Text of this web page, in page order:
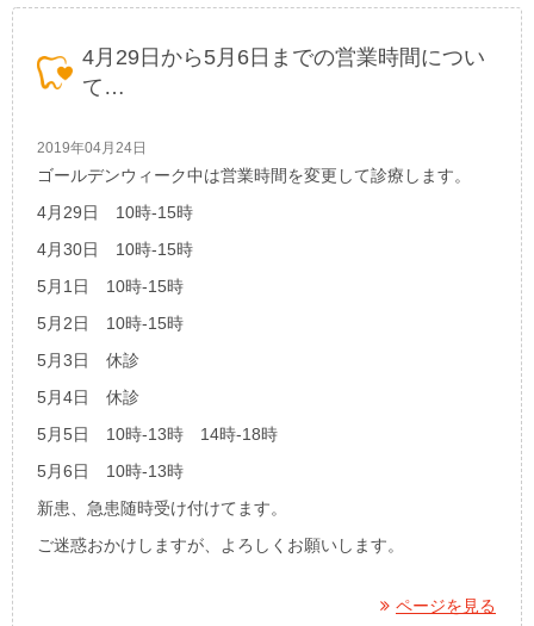
4月29日から5月6日までの営業時間につい
て…
2019年04月24日
ゴールデンウィーク中は営業時間を変更して診療します。
4月29日 10時-15時
4月30日 10時-15時
5月1日 10時-15時
5月2日 10時-15時
5月3日 休診
5月4日 休診
5月5日 10時-13時 14時-18時
5月6日 10時-13時
新患、急患随時受け付けてます。
ご迷惑おかけしますが、よろしくお願いします。
ページを見る